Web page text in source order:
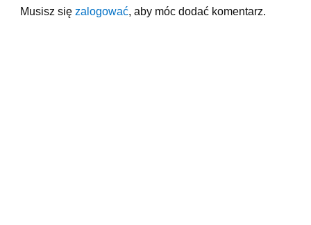
Musisz się zalogować , aby móc dodać komentarz.